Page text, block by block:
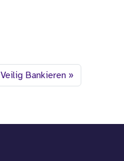
Veilig Bankieren